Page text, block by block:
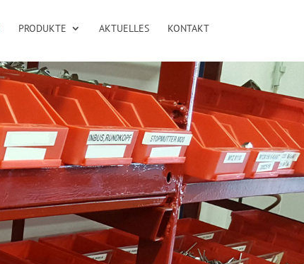
PRODUKTE AKTUELLES KONTAKT